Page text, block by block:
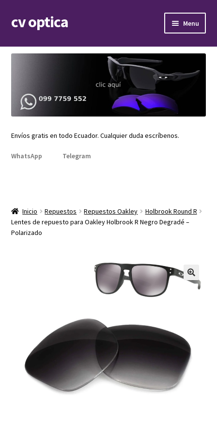
Skip
to
Skip
to
cv optica Menu
Armazones de lentes
child
menu
Expand
Repuestos
menu
Envíos gratis en todo Ecuador. Cualquier duda escríbenos.
WhatsApp Telegram
Inicio Repuestos Repuestos Oakley
Holbrook Round R
Lentes de repuesto para Oakley Holbrook R Negro Degradé –
Polarizado